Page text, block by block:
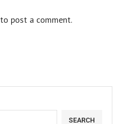
to post a comment.
SEARCH